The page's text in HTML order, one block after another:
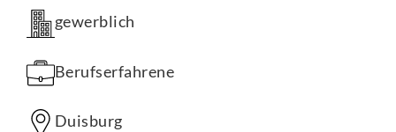
KONTAKT
gewerblich
Berufserfahrene
Duisburg